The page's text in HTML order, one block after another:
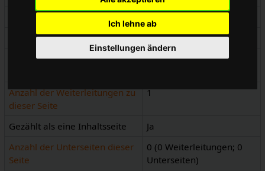
Ich lehne ab
Einstellungen ändern
Seiteninhaltssprache
de - Deutsch
Seiteninhaltsmodell
Wikitext
Indizierung durch
Erlaubt
Anzahl der Weiterleitungen zu
dieser Seite
1
Gezählt als eine Inhaltsseite
Ja
Anzahl der Unterseiten dieser
Seite
0 (0 Weiterleitungen; 0
Unterseiten)